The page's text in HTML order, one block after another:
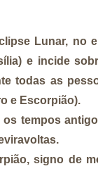
Lunar, no
e incide
todas as
e Escorpião).
tempos
signo de